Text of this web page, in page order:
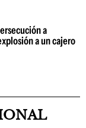
a
a un cajero